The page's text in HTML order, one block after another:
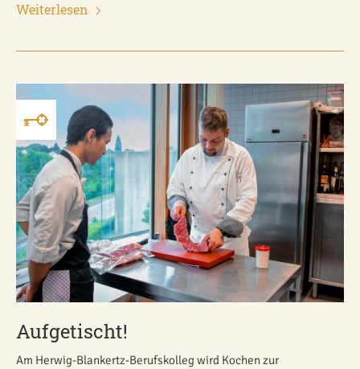
Weiterlesen
Aufgetischt!
Am Herwig-Blankertz-Berufskolleg wird Kochen zur